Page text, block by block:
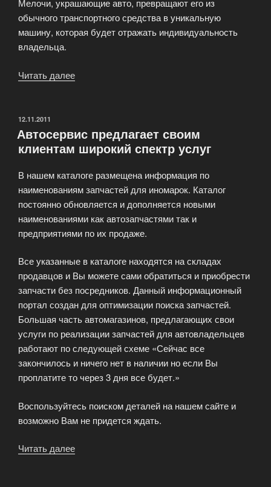
Мелочи, украшающие авто, превращают его из
обычного транспортного средства в уникальную
машину, которая будет отражать индивидуальность
владельца.
Читать далее
иномарок»
ОПУБЛИКОВАНО
12.11.2011
Автосервис предлагает своим
клиентам широкий спектр услуг
В нашем каталоге размещена информация по
наименованиям запчастей для иномарок. Каталог
постоянно обновляется и дополняется новыми
наименованиями как автозапчастями так и
предприятиями по их продаже.
Все указанные в каталоге находятся на складах
продавцов и Вы можете сами обратиться и приобрести
запчасти без посредников. Данный информационный
портал создан для оптимизации поиска запчастей.
Большая часть автомагазинов, предлагающих свои
услуги по реализации запчастей для автовладельцев
работают по следующей схеме «Сейчас все
закончилось и ничего нет в наличии но если Вы
проплатите то через 3 дня все будет.»
Воспользуйтесь поиском деталей на нашем сайте и
возможно Вам не придется ждать.
Читать далее